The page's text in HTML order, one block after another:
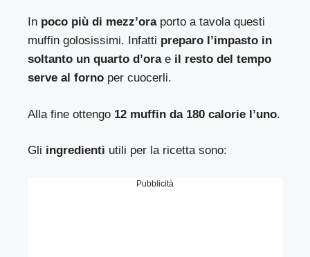
In poco più di mezz’oraporto a tavola questi
muffin golosissimi. Infatti preparo l’impasto in
soltanto un quarto d’orae il resto del tempo
serve al forno per cuocerli.
Alla fine ottengo 12 muffin da 180 calorie l’uno.
Gli ingredienti utili per la ricetta sono:
Pubblicità